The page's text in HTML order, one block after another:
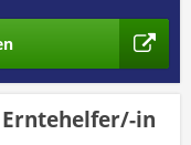
Erntehelfer/-in